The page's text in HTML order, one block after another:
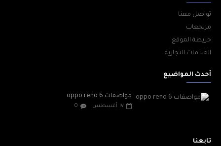
تواصل معنا
مرتجعات
خريطة الموقع
العلامات التجارية
أحدث المواضيع
مواصفات oppo reno 6
١٧ أغسطس 0
تابعنا